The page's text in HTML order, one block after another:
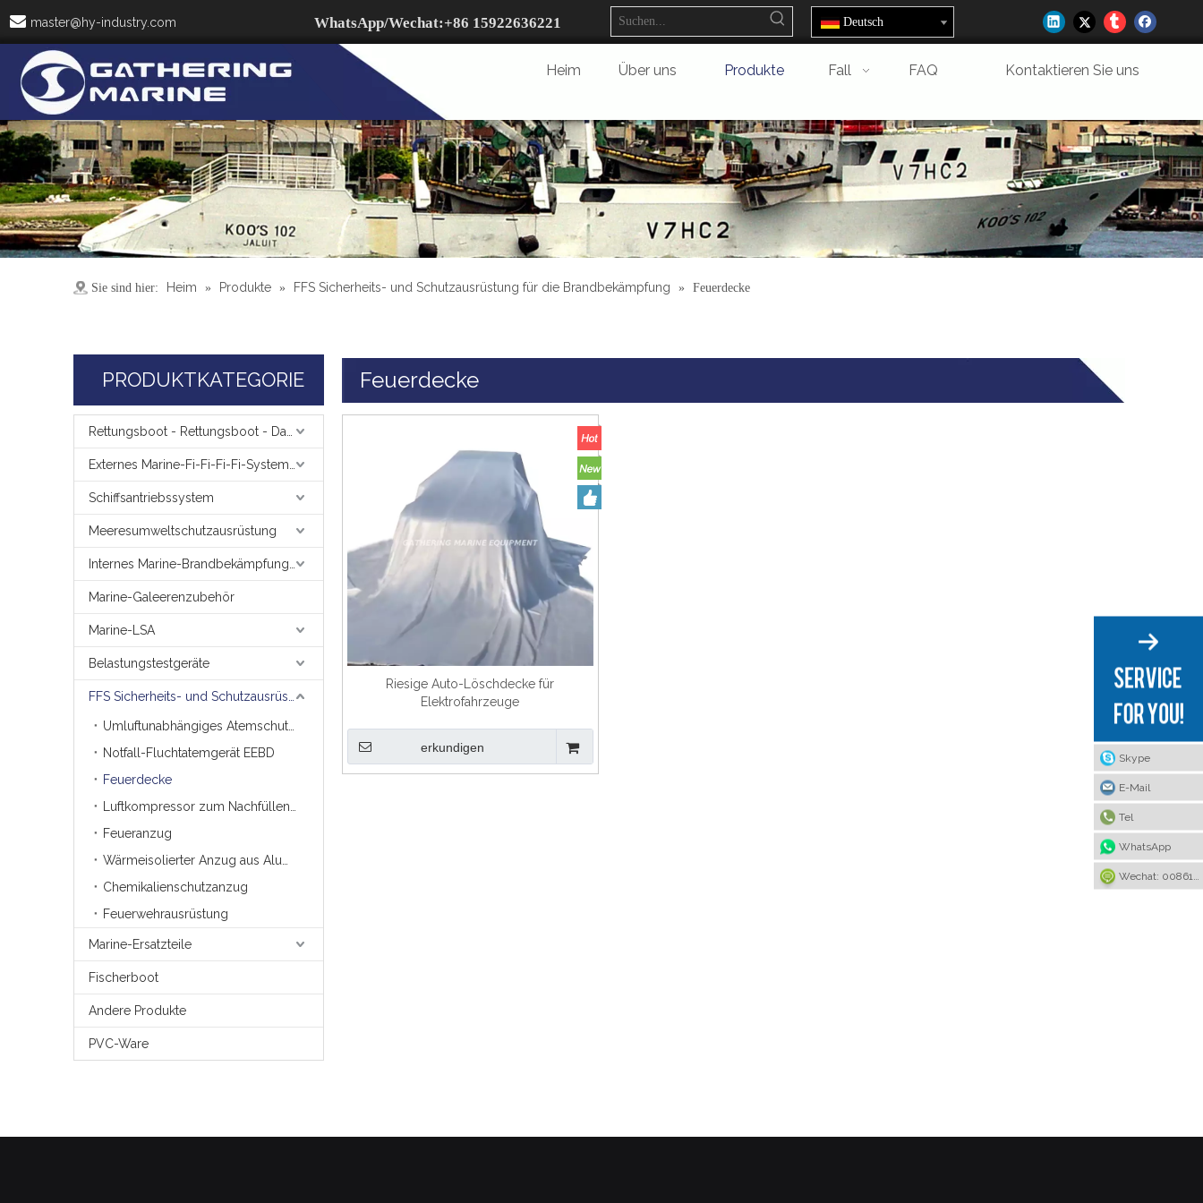
 master@hy-industry.com WhatsApp/Wechat:+86 15922636221 Deutsch
Heim Über uns Produkte Fall FAQ Kontaktieren Sie uns
Sie sind hier: Heim » Produkte » FFS Sicherheits- und Schutzausrüstung für die Brandbekämpfung » Feuerdecke
PRODUKTKATEGORIE
Schiffsantriebssystem
Meeresumweltschutzausrüstung
Marine-Galeerenzubehör
Marine-LSA
Belastungstestgeräte
Notfall-Fluchtatemgerät EEBD
Feuerdecke
Feueranzug
Chemikalienschutzanzug
Feuerwehrausrüstung
Marine-Ersatzteile
Fischerboot
Andere Produkte
PVC-Ware
Feuerdecke
Riesige Auto-Löschdecke für
Elektrofahrzeuge
erkundigen
Skype
E-Mail
Tel
WhatsApp